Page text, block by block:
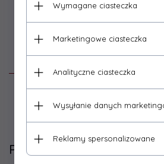
Polecamy
Wymagane ciasteczka
Marketingowe ciasteczka
Analityczne ciasteczka
Wysyłanie danych
Reklamy spersonalizowane